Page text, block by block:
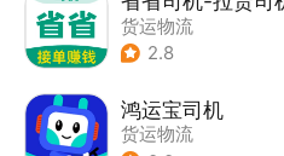
货运物流
2.8
鸿运宝司机
货运物流